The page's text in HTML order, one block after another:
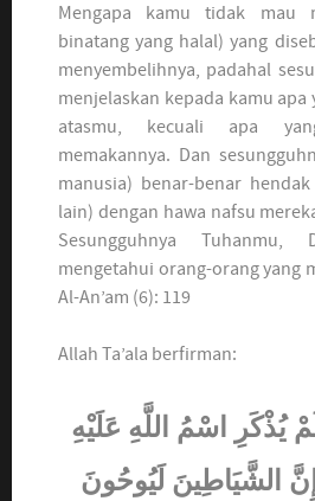
Mengapa kamu tidak mau
binatang yang halal) yang
menyembelihnya, padahal
menjelaskan kepada kamu apa
atasmu, kecuali apa
memakannya. Dan
manusia) benar-benar
lain) dengan hawa nafsu
Sesungguhnya
mengetahui orang-orang yang
Al-An’am (6): 119
Allah Ta’ala berfirman:
يُذْكَرِ اسْمُ اللَّهِ عَلَيْهِ
الشَّيَاطِينَ لَيُوحُونَ